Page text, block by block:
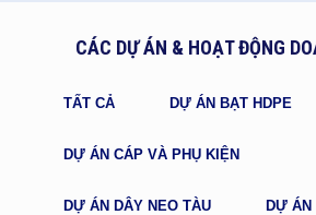
CÁC DỰ ÁN & HOẠT ĐỘNG
TẤT CẢ DỰ ÁN BẠT HDPE
DỰ ÁN CÁP VÀ PHỤ KIỆN
DỰ ÁN DÂY NEO TÀU DỰ ÁN